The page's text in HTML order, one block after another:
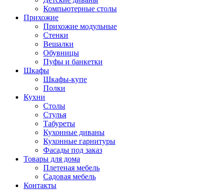
Компьютерные столы
Прихожие
Прихожие модульные
Стенки
Вешалки
Обувницы
Пуфы и банкетки
Шкафы
Шкафы-купе
Полки
Кухни
Столы
Стулья
Табуреты
Кухонные диваны
Кухонные гарнитуры
Фасады под заказ
Товары для дома
Плетеная мебель
Садовая мебель
Контакты